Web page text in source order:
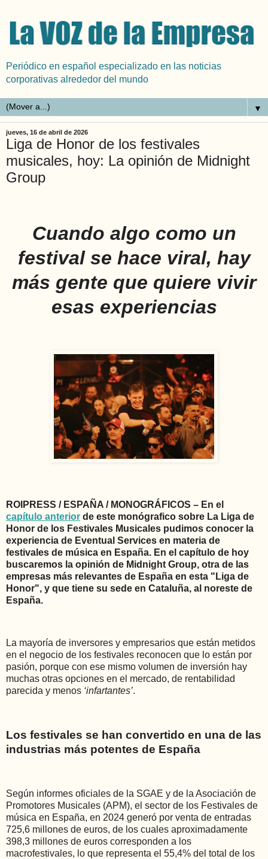
Periódico en español especializado en las noticias
corporativas alrededor del mundo
▼
jueves, 16 de abril de 2026
Liga de Honor de los festivales
musicales, hoy: La opinión de Midnight
Group
Cuando algo como un
festival se hace viral, hay
más gente que quiere vivir
esas experiencias
ROIPRESS / ESPAÑA / MONOGRÁFICOS – En el
capítulo anterior de este monógrafico sobre La Liga de
Honor de los Festivales Musicales pudimos conocer la
experiencia de Eventual Services en materia de
festivales de música en España. En el capítulo de hoy
buscaremos la opinión de Midnight Group, otra de las
empresas más relevantes de España en esta "Liga de
Honor", y que tiene su sede en Cataluña, al noreste de
España.
La mayoría de inversores y empresarios que están metidos
en el negocio de los festivales reconocen que lo están por
pasión, porque con ese mismo volumen de inversión hay
muchas otras opciones en el mercado, de rentabilidad
parecida y menos ‘infartantes’.
Los festivales se han convertido en una de las
industrias más potentes de España
Según informes oficiales de la SGAE y de la Asociación de
Promotores Musicales (APM), el sector de los Festivales de
música en España, en 2024 generó por venta de entradas
725,6 millones de euros, de los cuales aproximadamente
398,3 millones de euros corresponden a los
macrofestivales, lo que representa el 55,4% del total de los